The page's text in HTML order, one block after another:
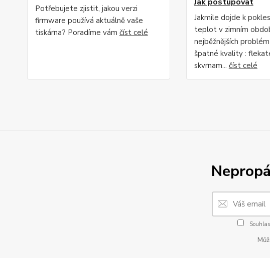
Potřebujete zjistit, jakou verzi
firmware používá aktuálně vaše
tiskárna? Poradíme vám číst celé
Jakmile dojde k
teplot v zimním
nejběžnějších
špatné kvality :
skvrnam... číst celé